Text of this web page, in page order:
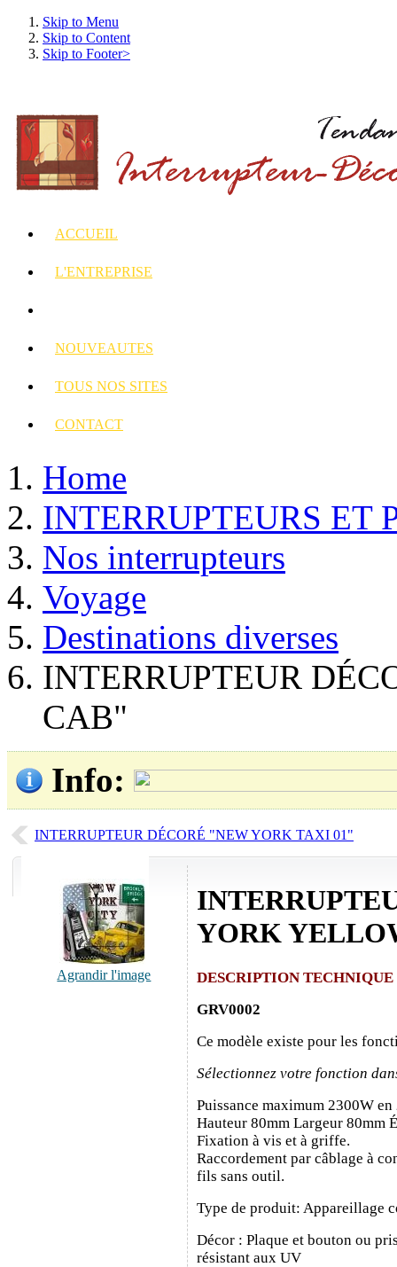
Skip to Menu
Skip to Content
Skip to Footer>
ACCUEIL
L'ENTREPRISE
NOUVEAUTES
TOUS NOS SITES
CONTACT
Home
INTERRUPTEURS ET
Nos interrupteurs
Voyage
Destinations diverses
INTERRUPTEUR
CAB"
Info:
INTERRUPTEUR DÉCORÉ "NEW YORK TAXI 01"
Agrandir l'image
YORK
DESCRIPTION TECHNIQUE
GRV0002
Ce modèle existe pour les
Sélectionnez votre fonction
Puissance maximum 2300W
Hauteur 80mm Largeur 80mm
Fixation à vis et à griffe.
Raccordement par câblage à
fils sans outil.
Type de produit: Appareillage
Décor : Plaque et bouton ou
résistant aux UV